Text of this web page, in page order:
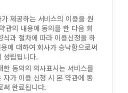
제공하는 서비스의 이용을 원
관의 내용에 동의를 한 다음 회
식과 절차에 따라 이용신청을 하
에 대하여 회사가 승낙함으로써
성립됩니다.
한 동의의 의사표시는 서비스를
자가 이용 신청 시 본 약관에 동
써 완료됩니다.